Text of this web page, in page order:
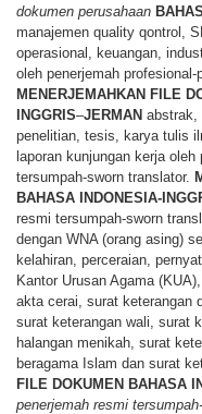
dokumen perusahaan
manajemen quality qontrol,
operasional, keuangan,
oleh penerjemah profesional-
MENERJEMAHKAN FILE
INGGRIS–JERMAN abstrak,
penelitian, tesis, karya tulis
laporan kunjungan kerja oleh
tersumpah-sworn translator.
BAHASA INDONESIA-
resmi tersumpah-sworn
dengan WNA (orang asing)
kelahiran, perceraian,
Kantor Urusan Agama
akta cerai, surat keterangan
surat keterangan wali, surat
halangan menikah, surat
beragama Islam dan surat
FILE DOKUMEN BAHASA
penerjemah resmi